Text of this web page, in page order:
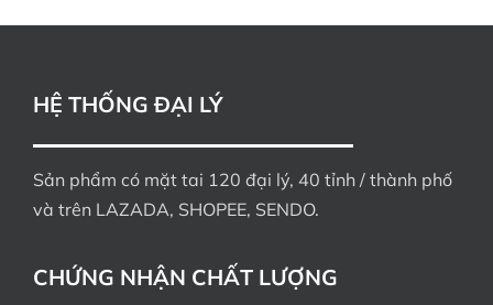
HỆ THỐNG ĐẠI LÝ
Sản phẩm có mặt tai 120 đại lý, 40 tỉnh / thành phố
và trên LAZADA, SHOPEE, SENDO.
CHỨNG NHẬN CHẤT LƯỢNG